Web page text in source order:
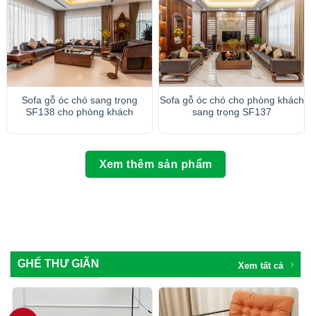
Sofa gỗ óc chó sang trọng
SF138 cho phòng khách
Sofa gỗ óc chó cho phòng khách
sang trọng SF137
Xem thêm sản phẩm
GHẾ THƯ GIÃN Xem tất cả